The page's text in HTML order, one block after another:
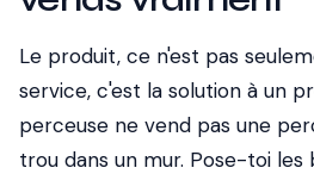
Le produit, ce n'est pas
service, c'est la solution à un
perceuse ne vend pas une
trou dans un mur. Pose-toi les